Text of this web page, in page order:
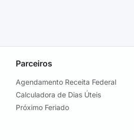
Parceiros
Agendamento Receita Federal
Calculadora de Dias Úteis
Próximo Feriado